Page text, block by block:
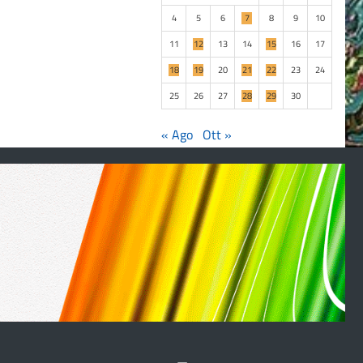
4
5 6 7 8 9
10
11
12 13 14 15 16
17
18
19 20 21 22 23
24
25
26 27 28 29 30
« Ago Ott »